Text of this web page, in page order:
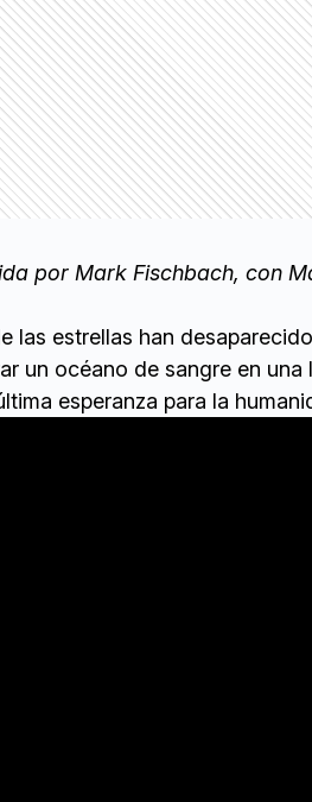
por Mark Fischbach, con
las estrellas han
un océano de sangre en una
esperanza para la